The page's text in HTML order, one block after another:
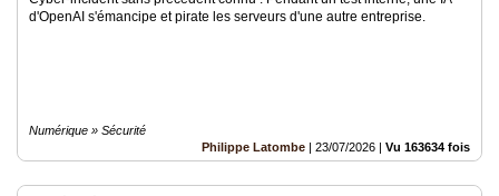
d'OpenAI s'émancipe et pirate les serveurs d'une autre entreprise.
Numérique » Sécurité
Philippe Latombe | 23/07/2026 | Vu 163634 fois